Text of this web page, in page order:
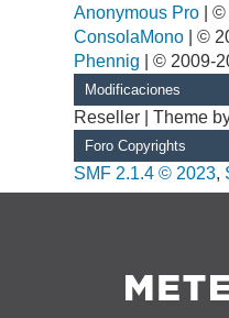
Anonymous Pro |
ConsolaMono | ©
Phennig | © 2009-
Modificaciones
Reseller | Theme
Foro Copyrights
SMF 2.1.4 © 2023,